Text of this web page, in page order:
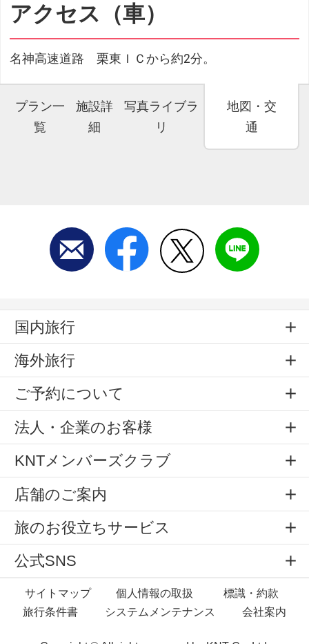
アクセス（車）
名神高速道路 栗東ＩＣから約2分。
プラン一
覧
施設詳
細
写真ライブラ
リ
地図・交
通
国内旅行
海外旅行
ご予約について
法人・企業のお客様
KNTメンバーズクラブ
店舗のご案内
旅のお役立ちサービス
公式SNS
サイトマップ 個人情報の取扱
標識・約款
旅行条件書
システムメンテナンス 会社案内